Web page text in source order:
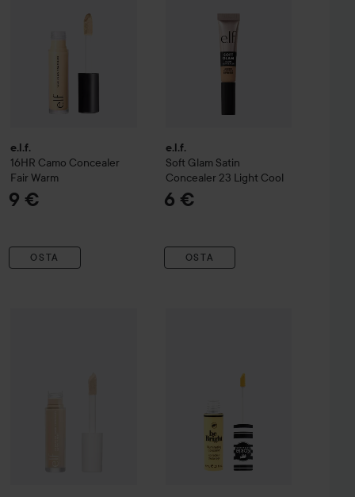
e.l.f.
16HR Camo Concealer
Fair Warm
9 €
OSTA
e.l.f.
Soft Glam Satin
Concealer 23 Light Cool
6 €
OSTA